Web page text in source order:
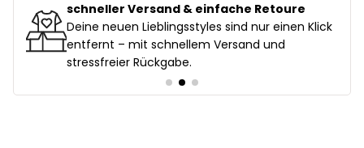
schneller Versand & einfache Retoure
Deine neuen Lieblingsstyles sind nur einen Klick
entfernt – mit schnellem Versand und
stressfreier Rückgabe.